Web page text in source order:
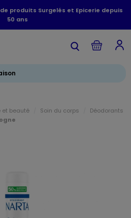
produits Surgelés et Epicerie depuis
50 ans
et beauté Soin du corps
Déodorants